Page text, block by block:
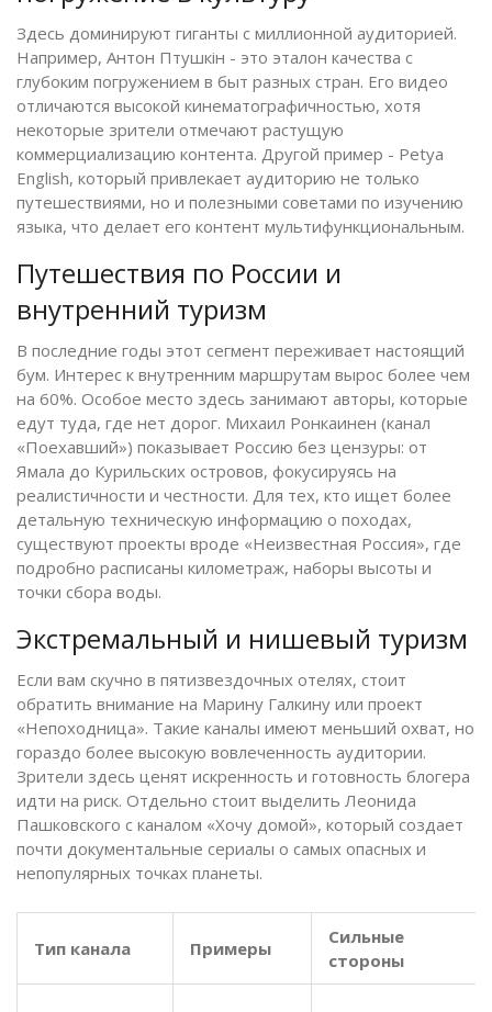
Здесь доминируют гиганты с миллионной аудиторией.
Например, Антон Птушкін - это эталон качества с
глубоким погружением в быт разных стран. Его видео
отличаются высокой кинематографичностью, хотя
некоторые зрители отмечают растущую
коммерциализацию контента. Другой пример - Petya
English, который привлекает аудиторию не только
путешествиями, но и полезными советами по изучению
языка, что делает его контент мультифункциональным.
Путешествия по России и
внутренний туризм
В последние годы этот сегмент переживает настоящий
бум. Интерес к внутренним маршрутам вырос более чем
на 60%. Особое место здесь занимают авторы, которые
едут туда, где нет дорог. Михаил Ронкаинен (канал
«Поехавший») показывает Россию без цензуры: от
Ямала до Курильских островов, фокусируясь на
реалистичности и честности. Для тех, кто ищет более
детальную техническую информацию о походах,
существуют проекты вроде «Неизвестная Россия», где
подробно расписаны километраж, наборы высоты и
точки сбора воды.
Экстремальный и нишевый туризм
Если вам скучно в пятизвездочных отелях, стоит
обратить внимание на Марину Галкину или проект
«Непоходница». Такие каналы имеют меньший охват, но
гораздо более высокую вовлеченность аудитории.
Зрители здесь ценят искренность и готовность блогера
идти на риск. Отдельно стоит выделить Леонида
Пашковского с каналом «Хочу домой», который создает
почти документальные сериалы о самых опасных и
непопулярных точках планеты.
Тип канала Примеры
Сильные
стороны